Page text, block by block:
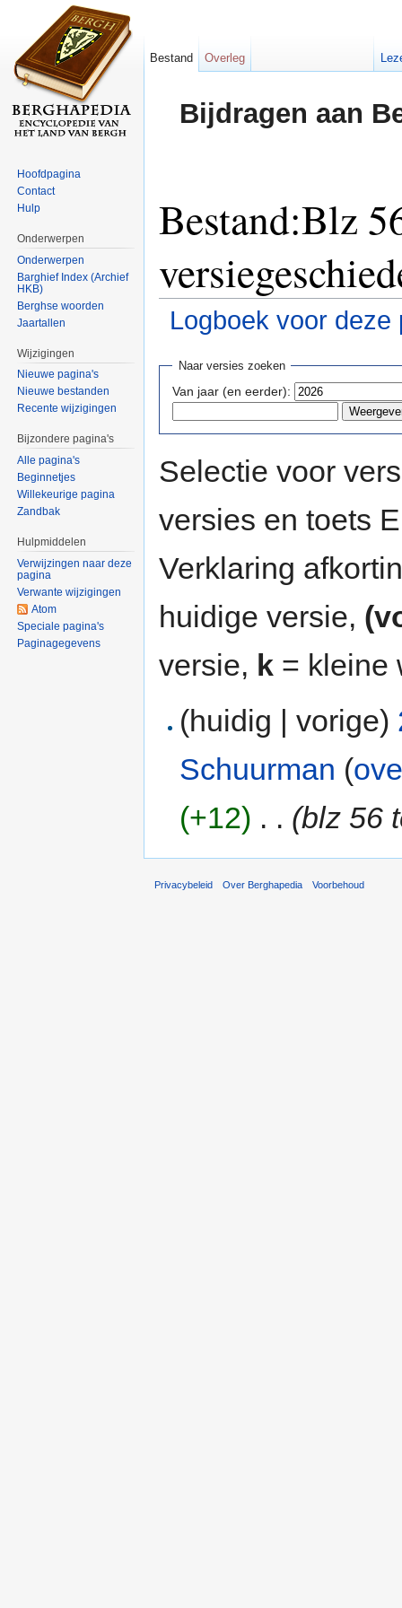
Bijdragen aan
Bestand:Blz
Logboek voor deze
Naar versies zoeken
Van jaar (en eerder):
Selectie voor
versies en toets
Verklaring
huidige versie,
versie, k = kleine
(huidig | vorige)
Schuurman (
(+12) . . (blz 56
Bestand Overleg
Hoofdpagina
Contact
Hulp
Onderwerpen
Onderwerpen
Barghief Index (Archief
HKB)
Berghse woorden
Jaartallen
Wijzigingen
Nieuwe pagina's
Nieuwe bestanden
Recente wijzigingen
Bijzondere pagina's
Alle pagina's
Beginnetjes
Willekeurige pagina
Zandbak
Hulpmiddelen
Verwijzingen naar deze
pagina
Verwante wijzigingen
Atom
Speciale pagina's
Paginagegevens
Privacybeleid Over Berghapedia Voorbehoud